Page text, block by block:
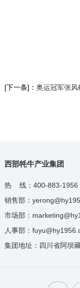
[下一条]： 奥运冠军张
西部牦牛产业集团
热 线：400-883-1956
销售部：
市场部：
人事部：
集团地址：四川省阿坝